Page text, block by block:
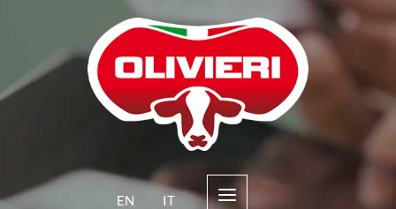
EN IT